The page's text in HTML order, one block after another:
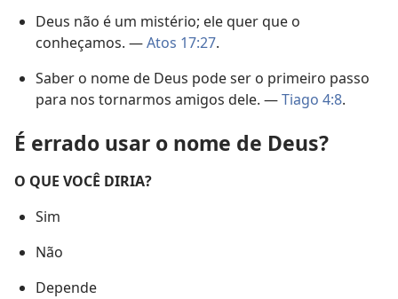
Deus não é um mistério; ele quer que o
conheçamos. —Atos 17:27.
Saber o nome de Deus pode ser o primeiro passo
para nos tornarmos amigos dele. —Tiago 4:8.
É errado usar o nome de Deus?
O QUE VOCÊ DIRIA?
Sim
Não
Depende